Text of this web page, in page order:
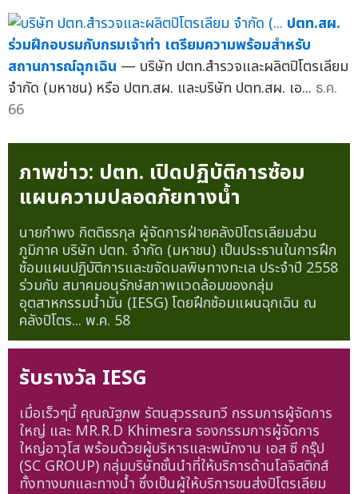
ปตท.สผ.
ร่วมฝึกอบรมกับกรมเจ้าท่า เตรียมความพร้อมสำหรับ
สถานการณ์ฉุกเฉิน — บริษัท ปตท.สำรวจและผลิตปิโตรเลียม
จำกัด (มหาชน) หรือ ปตท.สผ. และบริษัท ปตท.สผ. เอ... ธ.ค.
66
ภาพข่าว: ปตท. เปิดปฏิบัติการซ้อม
แผนความปลอดภัยทางน้ำ
นายกำพง กิตติธรกุล ผู้จัดการฝ่ายคลังปิโตรเลียมส่วน
ภูมิภาค บริษัท ปตท. จำกัด (มหาชน) เป็นประธานในการฝึก
ซ้อมแผนปฏิบัติการและขจัดมลพิษทางทะเล ประจำปี 2558
ร่วมกับ สมาคมอนุรักษ์สภาพแวดล้อมของกลุ่ม
อุตสาหกรรมน้ำมัน (IESG) โดยฝึกซ้อมแผนฉุกเฉิน ณ
คลังปิโตร... พ.ค. 58
รับรางวัล IESG
เมื่อเร็วๆนี้ คุณณัฐภพ รัตนสุวรรณทวี กรรมการผู้จัดการ
ใหญ่ และ MR.R.D Khimesra รองกรรมการผู้จัดการ
ใหญ่อาวุโส พร้อมด้วยผู้บริหารและพนักงาน เอส ซี กรุ๊ป
(SC GROUP) กลุ่มบริษัทชั้นนำที่ให้บริการด้านโลจิสติกส์
ทั้งทางบกและทางน้ำ ซึ่งเป็นผู้ให้บริการขนส่งปิโตรเลียม